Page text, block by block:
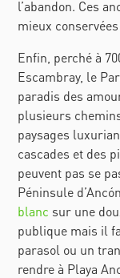
l’abandon. Ces
mieux
Enfin, perché à
Escambray, le
paradis des
plusieurs
paysages
cascades et des
peuvent pas se
Péninsule d’Ancón
blanc sur une
publique mais il
parasol ou un
rendre à Playa